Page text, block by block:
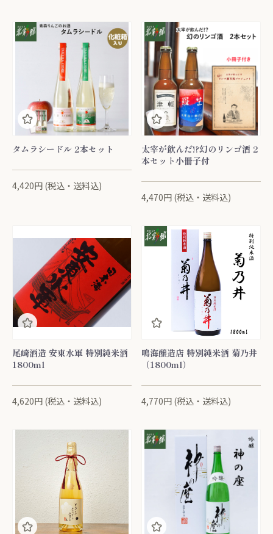
タムラシードル 2本セット
4,420円 (税込・送料込)
太宰が飲んだ!?幻のリンゴ酒 2
本セット小冊子付
4,470円 (税込・送料込)
尾崎酒造 安東水軍 特別純米酒
1800ml
4,620円 (税込・送料込)
鳴海醸造店 特別純米酒 菊乃井
（1800ml）
4,770円 (税込・送料込)